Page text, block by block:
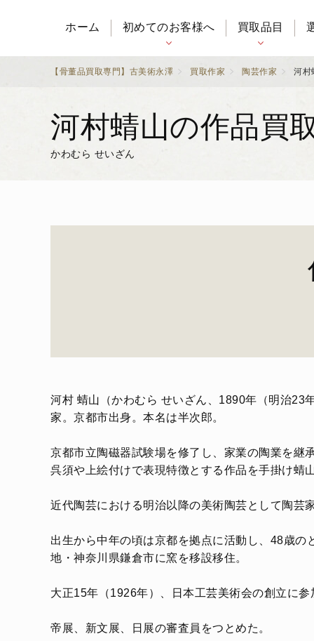
ホーム 初めてのお客様へ 買取品目
【骨董品買取専門】古美術永澤 買取作家 陶芸作家 河村
河村蜻山の作品買
かわむら せいざん
河村 蜻山（かわむら せいざん、1890年（明治23
家。京都市出身。本名は半次郎。
京都市立陶磁器試験場を修了し、家業の陶業を継
呉須や上絵付けで表現特徴とする作品を手掛け蜻
近代陶芸における明治以降の美術陶芸として陶芸
出生から中年の頃は京都を拠点に活動し、48歳
地・神奈川県鎌倉市に窯を移設移住。
大正15年（1926年）、日本工芸美術会の創立に
帝展、新文展、日展の審査員をつとめた。